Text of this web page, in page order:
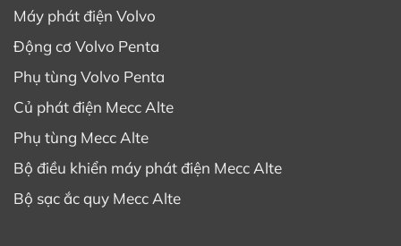
Máy phát điện Volvo
Động cơ Volvo Penta
Phụ tùng Volvo Penta
Củ phát điện Mecc Alte
Phụ tùng Mecc Alte
Bộ điều khiển máy phát điện Mecc Alte
Bộ sạc ắc quy Mecc Alte